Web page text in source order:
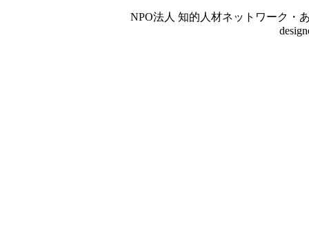
NPO法人 知的人材ネットワーク・